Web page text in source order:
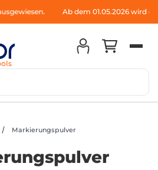
Ab dem 01.05.2026 wird
Markierungspulver